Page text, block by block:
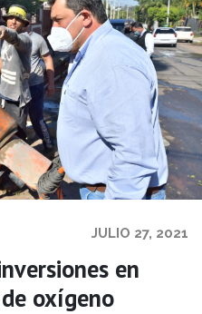
JULIO 27, 2021
en
oxígeno